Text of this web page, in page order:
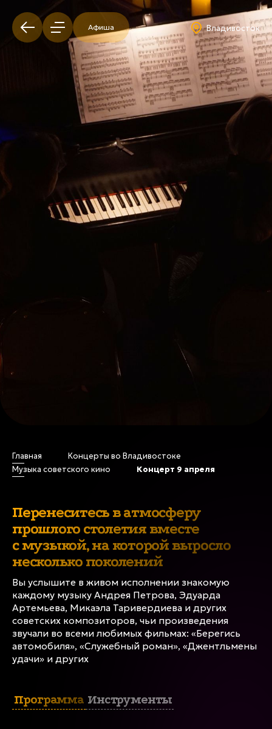
Афиша Владивосток
Музыка советского кино во
Владивостоке
Концерт, на котором можно вернуться в эпоху,
где любовь была вечной, дружба — искренней,
а песни — душевными
ПРОГРАММА
9 апреля
Концерт завершен
Главная
Концерты во Владивостоке
Музыка советского кино
Концерт 9 апреля
Перенеситесь в атмосферу
прошлого столетия вместе
с музыкой, на которой выросло
несколько поколений
Вы услышите в живом исполнении знакомую
каждому музыку Андрея Петрова, Эдуарда
Артемьева, Микаэла Таривердиева и других
советских композиторов, чьи произведения
звучали во всеми любимых фильмах: «Берегись
автомобиля», «Служебный роман», «Джентльмены
удачи» и других
Программа Инструменты